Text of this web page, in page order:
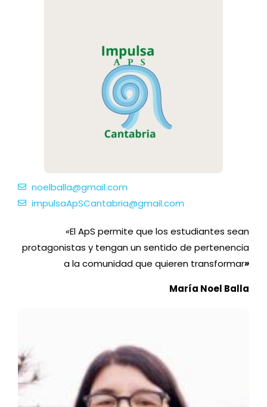
noelballa@gmail.com
impulsaApSCantabria@gmail.com
«El ApS permite que los estudiantes sean
protagonistas y tengan un sentido de pertenencia
a la comunidad que quieren transformar»
María Noel Balla